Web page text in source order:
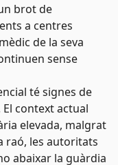
brot de
a centres
de la seva
sense
té signes de
context actual
elevada, malgrat
raó, les autoritats
abaixar la guàrdia